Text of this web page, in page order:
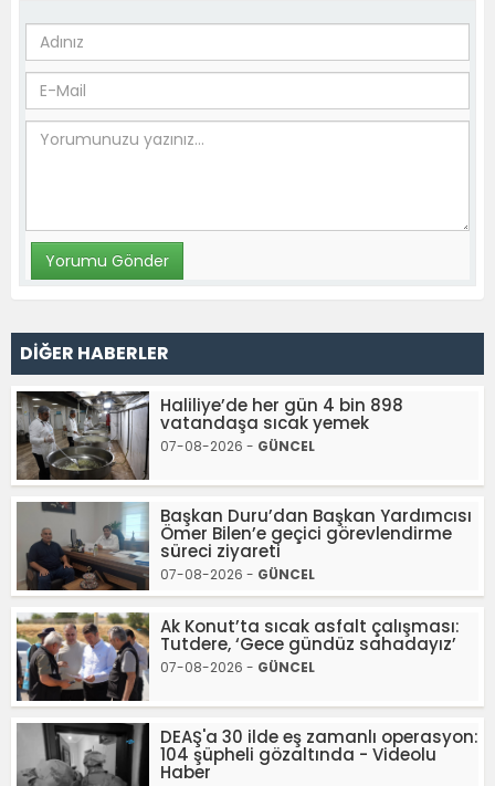
DİĞER HABERLER
Haliliye’de her gün 4 bin 898
vatandaşa sıcak yemek
07-08-2026 - GÜNCEL
Başkan Duru’dan Başkan Yardımcısı
Ömer Bilen’e geçici görevlendirme
süreci ziyareti
07-08-2026 - GÜNCEL
Ak Konut’ta sıcak asfalt çalışması:
Tutdere, ‘Gece gündüz sahadayız’
07-08-2026 - GÜNCEL
DEAŞ'a 30 ilde eş zamanlı operasyon:
104 şüpheli gözaltında - Videolu
Haber